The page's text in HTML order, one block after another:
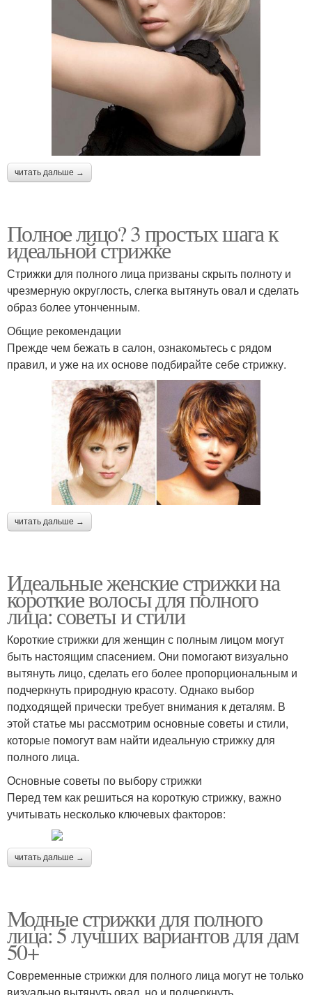
читать дальше →
Полное лицо? 3 простых шага к
идеальной стрижке
Стрижки для полного лица призваны скрыть полноту и
чрезмерную округлость, слегка вытянуть овал и сделать
образ более утонченным.
Общие рекомендации
Прежде чем бежать в салон, ознакомьтесь с рядом
правил, и уже на их основе подбирайте себе стрижку.
читать дальше →
Идеальные женские стрижки на
короткие волосы для полного
лица: советы и стили
Короткие стрижки для женщин с полным лицом могут
быть настоящим спасением. Они помогают визуально
вытянуть лицо, сделать его более пропорциональным и
подчеркнуть природную красоту. Однако выбор
подходящей прически требует внимания к деталям. В
этой статье мы рассмотрим основные советы и стили,
которые помогут вам найти идеальную стрижку для
полного лица.
Основные советы по выбору стрижки
Перед тем как решиться на короткую стрижку, важно
учитывать несколько ключевых факторов:
читать дальше →
Модные стрижки для полного
лица: 5 лучших вариантов для дам
50+
Современные стрижки для полного лица могут не только